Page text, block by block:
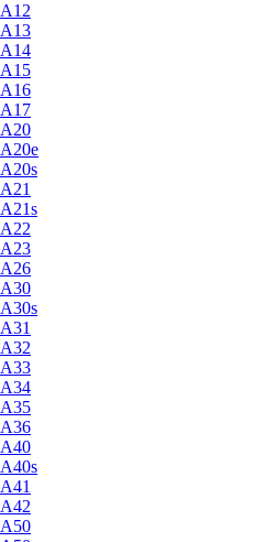
A12
A13
A14
A15
A16
A17
A20
A20e
A20s
A21
A21s
A22
A23
A26
A30
A30s
A31
A32
A33
A34
A35
A36
A40
A40s
A41
A42
A50